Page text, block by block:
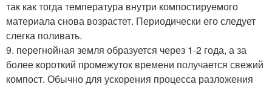
так как тогда температура внутри компостируемого
материала снова возрастет. Периодически его следует
слегка поливать.
9. перегнойная земля образуется через 1-2 года, а за
более короткий промежуток времени получается свежий
компост. Обычно для ускорения процесса разложения